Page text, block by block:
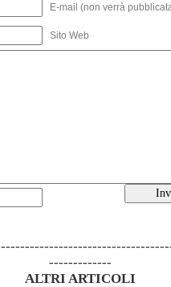
E-mail (non verrà
Sito Web
-------------
ALTRI ARTICOLI